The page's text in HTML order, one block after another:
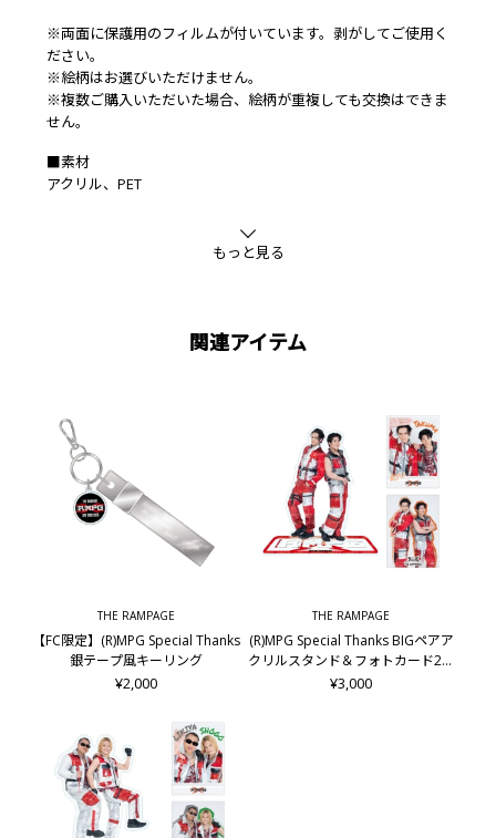
※両面に保護用のフィルムが付いています。剥がしてご使用く
ださい。
※絵柄はお選びいただけません。
※複数ご購入いただいた場合、絵柄が重複しても交換はできま
せん。
■素材
アクリル、PET
もっと見る
関連アイテム
THE RAMPAGE
【FC限定】(R)MPG Special Thanks
銀テープ風キーリング
¥2,000
THE RAMPAGE
(R)MPG Special Thanks BIGペアア
クリルスタンド＆フォトカード2枚
セット/龍&後藤拓磨
¥3,000